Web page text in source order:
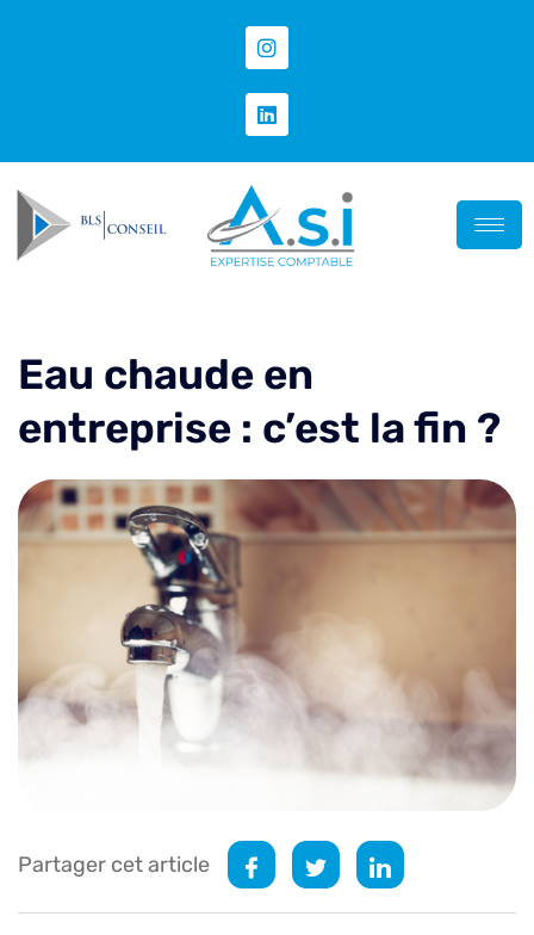
Eau chaude en
entreprise : c’est la fin ?
Partager cet article